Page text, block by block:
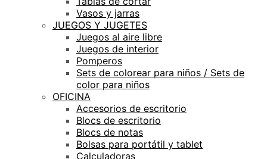
Vasos y jarras
JUEGOS Y JUGETES
Juegos al aire libre
Juegos de interior
Pomperos
Sets de colorear para niños / Sets de
color para niños
OFICINA
Accesorios de escritorio
Blocs de escritorio
Blocs de notas
Bolsas para portátil y tablet
Calculadoras